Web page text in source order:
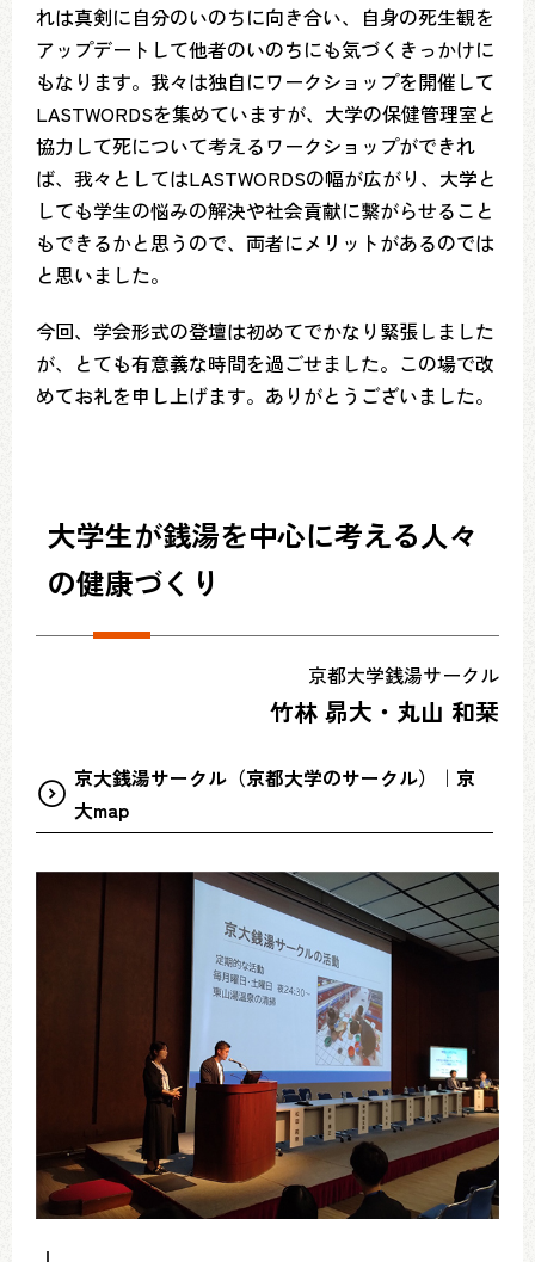
れは真剣に自分のいのちに向き合い、自身の死生観を
アップデートして他者のいのちにも気づくきっかけに
もなります。我々は独自にワークショップを開催して
LASTWORDSを集めていますが、大学の保健管理室と
協力して死について考えるワークショップができれ
ば、我々としてはLASTWORDSの幅が広がり、大学と
しても学生の悩みの解決や社会貢献に繋がらせること
もできるかと思うので、両者にメリットがあるのでは
と思いました。
今回、学会形式の登壇は初めてでかなり緊張しました
が、とても有意義な時間を過ごせました。この場で改
めてお礼を申し上げます。ありがとうございました。
大学生が銭湯を中心に考える人々
の健康づくり
京都大学銭湯サークル
竹林 昴大・丸山 和栞
京大銭湯サークル（京都大学のサークル）｜京
大map